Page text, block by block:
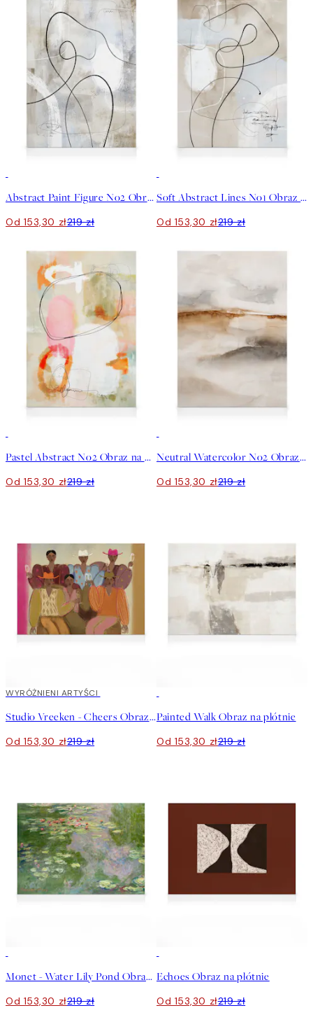
Abstract Paint Figure No2 Obraz na płótnie
Od 153,30 zł219 zł
Soft Abstract Lines No1 Obraz na płótnie
Od 153,30 zł219 zł
Pastel Abstract No2 Obraz na płótnie
Od 153,30 zł219 zł
Neutral Watercolor No2 Obraz na płótnie
Od 153,30 zł219 zł
30%*
WYRÓŻNIENI ARTYŚCI
Studio Vreeken - Cheers Obraz na płótnie
Od 153,30 zł219 zł
Painted Walk Obraz na płótnie
Od 153,30 zł219 zł
Monet - Water Lily Pond Obraz na płótnie
Od 153,30 zł219 zł
Echoes Obraz na płótnie
Od 153,30 zł219 zł